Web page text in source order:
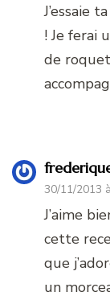
J’essaie
! Je ferai
de
30/11/2013
J’aime
cette
que
un